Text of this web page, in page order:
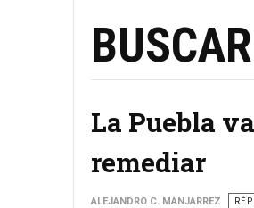
La Puebla
remediar
ALEJANDRO C. MANJARREZ